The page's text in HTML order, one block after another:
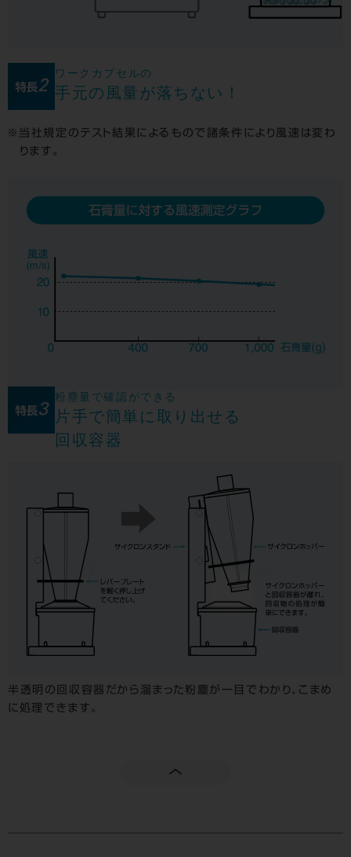
ワークカプセルの
手元の風量が落ちない！
当社規定のテスト結果によるもので諸条件により風速は変わ
ります。
粉塵量で確認ができる
片手で簡単に取り出せる
回収容器
半透明の回収容器だから溜まった粉塵が一目でわかり、こまめ
に処理できます。